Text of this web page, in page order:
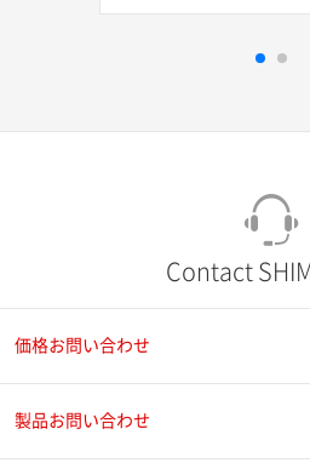
Contact
価格お問い合わせ
製品お問い合わせ